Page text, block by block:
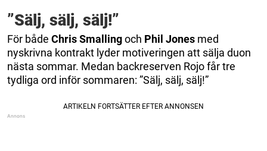
”Sälj, sälj, sälj!”
För både Chris Smallingoch Phil Jones med
nyskrivna kontrakt lyder motiveringen att sälja duon
nästa sommar. Medan backreserven Rojo får tre
tydliga ord inför sommaren: ”Sälj, sälj, sälj!”